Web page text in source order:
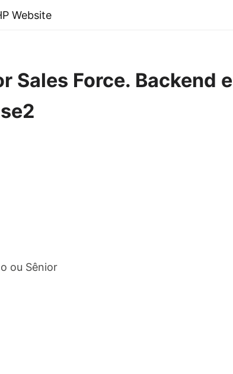
Website
Sales Force. Backend e
ou Sênior